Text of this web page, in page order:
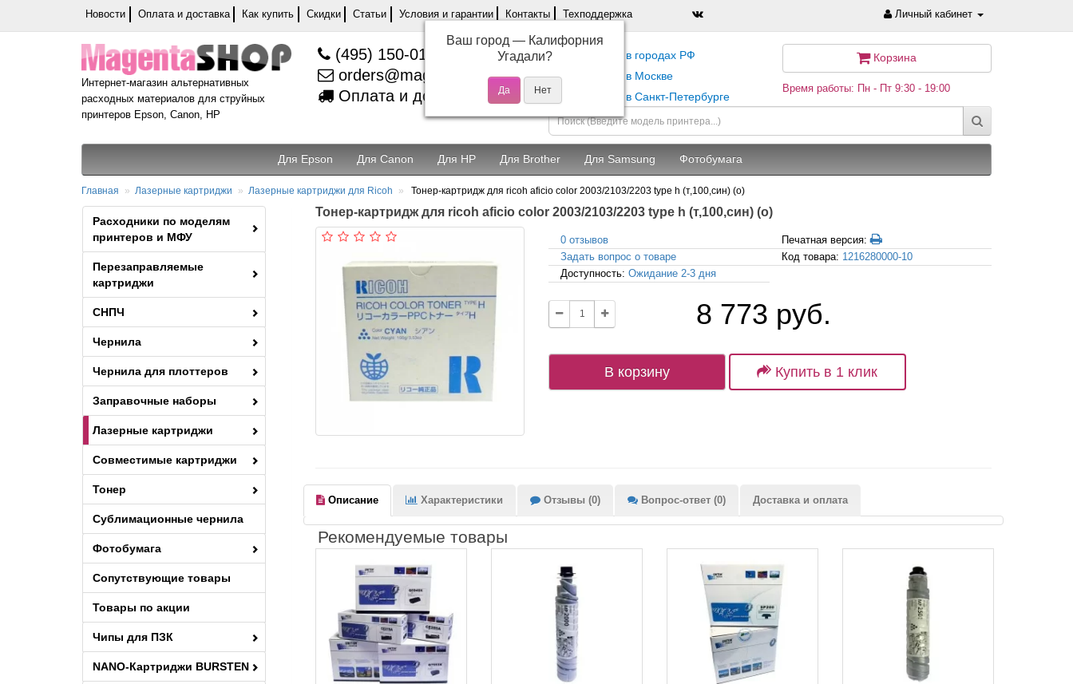
Новости Оплата и доставка Как купить Скидки Статьи Условия и гарантии Контакты Техподдержка Личный кабинет
Интернет-магазин альтернативных
расходных материалов для струйных
принтеров Epson, Canon, HP
(495) 150-01-37
orders@magentashop.ru
Оплата и доставка
Самовывоз в городах РФ
Самовывоз в Москве
Самовывоз в Санкт-Петербурге
Корзина
Время работы: Пн - Пт 9:30 - 19:00
Для Epson Для Canon Для HP Для Brother Для Samsung Фотобумага
Главная Лазерные картриджи Лазерные картриджи для Ricoh Тонер-картридж для ricoh aficio color 2003/2103/2203 type h (т,100,син) (o)
Расходники по моделям
принтеров и МФУ
Перезаправляемые
картриджи
СНПЧ
Чернила
Чернила для плоттеров
Заправочные наборы
Лазерные картриджи
Совместимые картриджи
Тонер
Сублимационные чернила
Фотобумага
Сопутствующие товары
Товары по акции
Чипы для ПЗК
NANO-Картриджи BURSTEN
Тонер-картридж для ricoh aficio color 2003/2103/2203 type h (т,100,син) (o)
0 отзывов
Печатная версия:
Задать вопрос о товаре
Код товара: 1216280000-10
Доступность: Ожидание 2-3 дня
8 773 руб.
В корзину Купить в 1 клик
Описание Характеристики Отзывы (0) Вопрос-ответ (0) Доставка и оплата
Рекомендуемые товары
Ваш город — Калифорния
Угадали?